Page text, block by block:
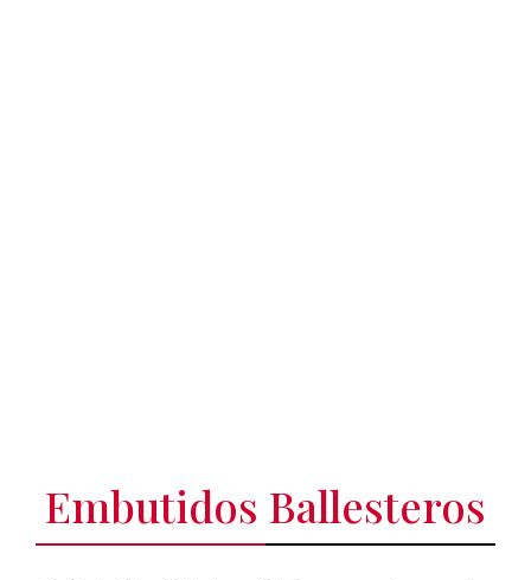
Embutidos Ballesteros